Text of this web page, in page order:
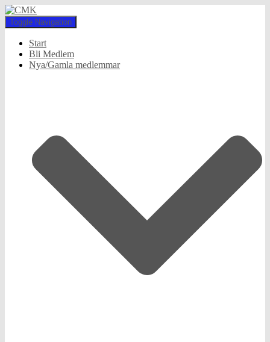
Toggle Navigation
Start
Bli Medlem
Nya/Gamla medlemmar